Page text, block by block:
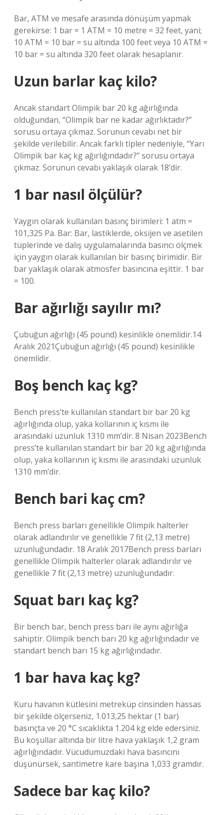
Bar, ATM ve mesafe arasında dönüşüm yapmak
gerekirse: 1 bar = 1 ATM = 10 metre = 32 feet, yani;
10 ATM = 10 bar = su altında 100 feet veya 10 ATM =
10 bar = su altında 320 feet olarak hesaplanır.
Uzun barlar kaç kilo?
Ancak standart Olimpik bar 20 kg ağırlığında
olduğundan, “Olimpik bar ne kadar ağırlıktadır?”
sorusu ortaya çıkmaz. Sorunun cevabı net bir
şekilde verilebilir. Ancak farklı tipler nedeniyle, “Yarı
Olimpik bar kaç kg ağırlığındadır?” sorusu ortaya
çıkmaz. Sorunun cevabı yaklaşık olarak 18’dir.
1 bar nasıl ölçülür?
Yaygın olarak kullanılan basınç birimleri: 1 atm =
101,325 Pa. Bar: Bar, lastiklerde, oksijen ve asetilen
tüplerinde ve dalış uygulamalarında basıncı ölçmek
için yaygın olarak kullanılan bir basınç birimidir. Bir
bar yaklaşık olarak atmosfer basıncına eşittir. 1 bar
= 100.
Bar ağırlığı sayılır mı?
Çubuğun ağırlığı (45 pound) kesinlikle önemlidir.14
Aralık 2021Çubuğun ağırlığı (45 pound) kesinlikle
önemlidir.
Boş bench kaç kg?
Bench press’te kullanılan standart bir bar 20 kg
ağırlığında olup, yaka kollarının iç kısmı ile
arasındaki uzunluk 1310 mm’dir. 8 Nisan 2023Bench
press’te kullanılan standart bir bar 20 kg ağırlığında
olup, yaka kollarının iç kısmı ile arasındaki uzunluk
1310 mm’dir.
Bench bari kaç cm?
Bench press barları genellikle Olimpik halterler
olarak adlandırılır ve genellikle 7 fit (2,13 metre)
uzunluğundadır. 18 Aralık 2017Bench press barları
genellikle Olimpik halterler olarak adlandırılır ve
genellikle 7 fit (2,13 metre) uzunluğundadır.
Squat barı kaç kg?
Bir bench bar, bench press barı ile aynı ağırlığa
sahiptir. Olimpik bench barı 20 kg ağırlığındadır ve
standart bench barı 15 kg ağırlığındadır.
1 bar hava kaç kg?
Kuru havanın kütlesini metreküp cinsinden hassas
bir şekilde ölçerseniz, 1.013,25 hektar (1 bar)
basınçta ve 20 °C sıcaklıkta 1.204 kg elde edersiniz.
Bu koşullar altında bir litre hava yaklaşık 1,2 gram
ağırlığındadır. Vücudumuzdaki hava basıncını
düşünürsek, santimetre kare başına 1,033 gramdır.
Sadece bar kaç kilo?